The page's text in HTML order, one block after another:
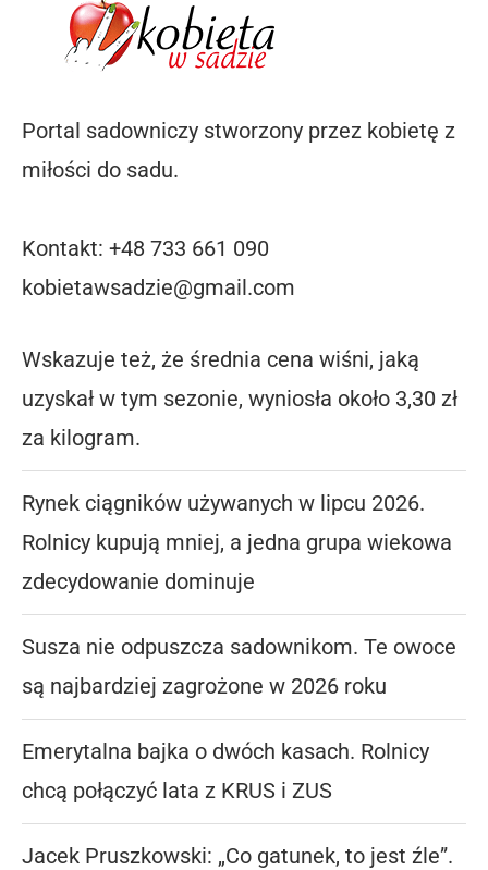
Portal sadowniczy stworzony przez kobietę z
miłości do sadu.
Kontakt: +48 733 661 090
kobietawsadzie@gmail.com
Wskazuje też, że średnia cena wiśni, jaką
uzyskał w tym sezonie, wyniosła około 3,30 zł
za kilogram.
Rynek ciągników używanych w lipcu 2026.
Rolnicy kupują mniej, a jedna grupa wiekowa
zdecydowanie dominuje
Susza nie odpuszcza sadownikom. Te owoce
są najbardziej zagrożone w 2026 roku
Emerytalna bajka o dwóch kasach. Rolnicy
chcą połączyć lata z KRUS i ZUS
Jacek Pruszkowski: „Co gatunek, to jest źle”.